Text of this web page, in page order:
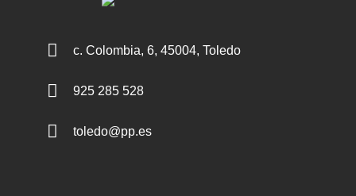
 c. Colombia, 6, 45004, Toledo
 925 285 528
 toledo@pp.es